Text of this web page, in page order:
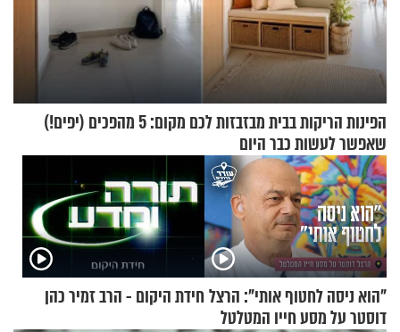
הפינות הריקות בבית מבזבזות לכם מקום: 5 מהפכים (יפים!)
שאפשר לעשות כבר היום
"הוא ניסה לחטוף אותי": הרצל
דוסטר על מסע חייו המטלטל
חידת היקום - הרב זמיר כהן